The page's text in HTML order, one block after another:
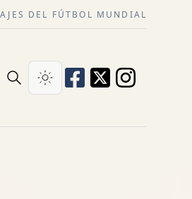
DEL FÚTBOL MUNDIAL